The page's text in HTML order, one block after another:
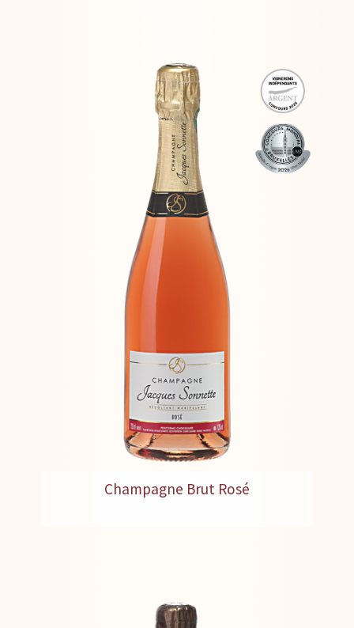
Champagne Brut Rosé